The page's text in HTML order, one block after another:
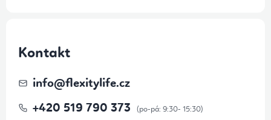
Kontakt
info@flexitylife.cz
+420 519 790 373